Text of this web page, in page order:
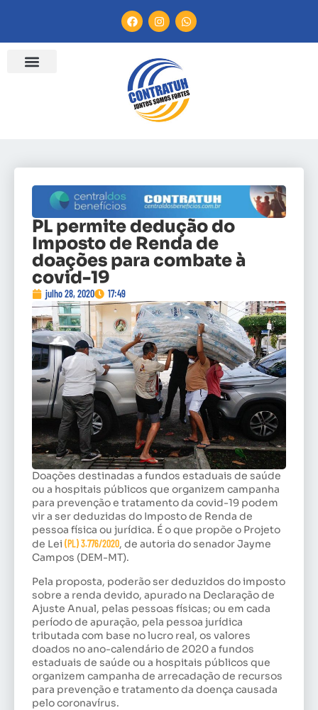
PL permite dedução do
Imposto de Renda de
doações para combate à
covid-19
julho 28, 2020 17:49
Doações destinadas a fundos estaduais de saúde
ou a hospitais públicos que organizem campanha
para prevenção e tratamento da covid-19 podem
vir a ser deduzidas do Imposto de Renda de
pessoa física ou jurídica. É o que propõe o Projeto
de Lei (PL) 3.776/2020, de autoria do senador Jayme
Campos (DEM-MT).
Pela proposta, poderão ser deduzidos do imposto
sobre a renda devido, apurado na Declaração de
Ajuste Anual, pelas pessoas físicas; ou em cada
período de apuração, pela pessoa jurídica
tributada com base no lucro real, os valores
doados no ano-calendário de 2020 a fundos
estaduais de saúde ou a hospitais públicos que
organizem campanha de arrecadação de recursos
para prevenção e tratamento da doença causada
pelo coronavírus.